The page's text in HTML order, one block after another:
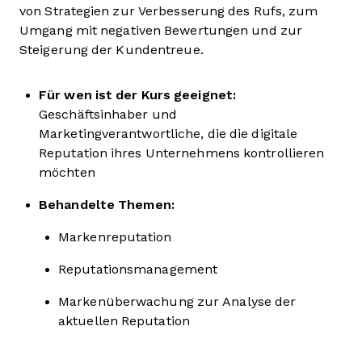
von Strategien zur Verbesserung des Rufs, zum
Umgang mit negativen Bewertungen und zur
Steigerung der Kundentreue.
Für wen ist der Kurs geeignet:
Geschäftsinhaber und
Marketingverantwortliche, die die digitale
Reputation ihres Unternehmens kontrollieren
möchten
Behandelte Themen:
Markenreputation
Reputationsmanagement
Markenüberwachung zur Analyse der
aktuellen Reputation